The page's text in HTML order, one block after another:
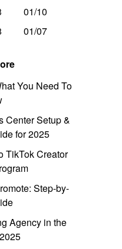
01/10
01/07
You Need To
Center Setup &
for 2025
TikTok Creator
Step-by-
Agency in the